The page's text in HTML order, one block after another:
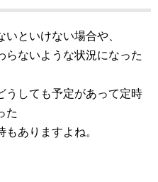
といけない場合や、
らないような状況になった
うしても予定があって定時
た
ありますよね。